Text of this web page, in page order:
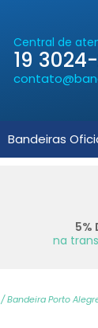
Central de
19
Bandeiras
5%
na
/ Bandeira Porto